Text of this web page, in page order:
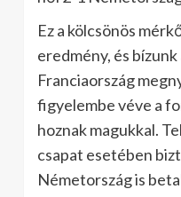
Ez a kölcsönös
eredmény, és
Franciaország
figyelembe véve a
hoznak magukkal.
csapat esetében
Németország is